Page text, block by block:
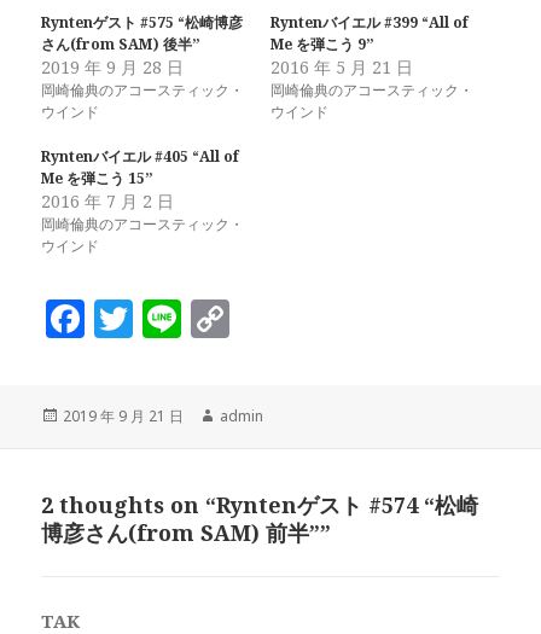
Ryntenゲスト #575 “松崎博彦
さん(from SAM) 後半”
2019 年 9 月 28 日
岡崎倫典のアコースティック・
ウインド
Ryntenバイエル #399 “All of
Me を弾こう 9”
2016 年 5 月 21 日
岡崎倫典のアコースティック・
ウインド
Ryntenバイエル #405 “All of
Me を弾こう 15”
2016 年 7 月 2 日
岡崎倫典のアコースティック・
ウインド
F
c
e
o
o
T
it
te
Li
p
y
n
k
投
2019 年 9 月 21 日
作
admin
2 thoughts on “Ryntenゲスト #574 “松崎
博彦さん(from SAM) 前半””
TAK